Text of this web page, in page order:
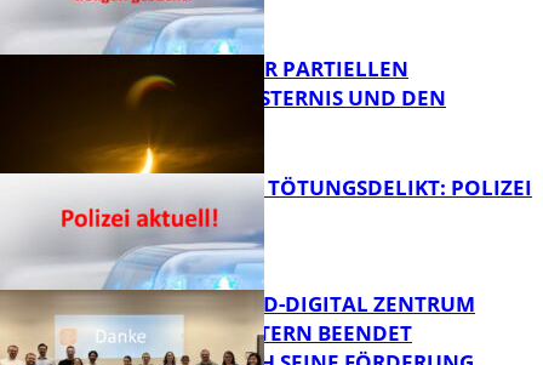
VORTRAG ZUR PARTIELLEN
SONNENFINSTERNIS UND DEN
PERSEIDEN
VERSUCHTES TÖTUNGSDELIKT: POLIZEI
ERMITTELT
MITTELSTAND-DIGITAL ZENTRUM
KAISERSLAUTERN BEENDET